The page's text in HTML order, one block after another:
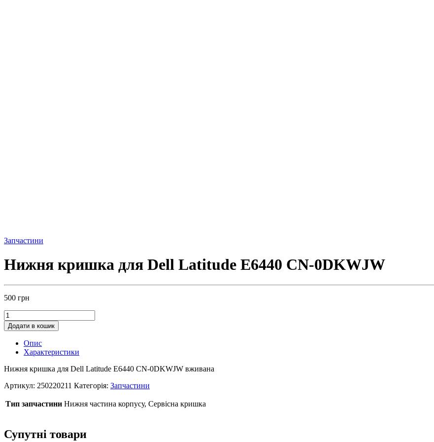
Запчастини
Нижня кришка для Dell Latitude E6440 CN-0DKWJW
500 грн
Додати в кошик
Опис
Характеристики
Нижня кришка для Dell Latitude E6440 CN-0DKWJW вживана
Артикул: 250220211 Категорія: Запчастини
Тип запчастини Нижня частина корпусу, Сервісна кришка
Супутні товари